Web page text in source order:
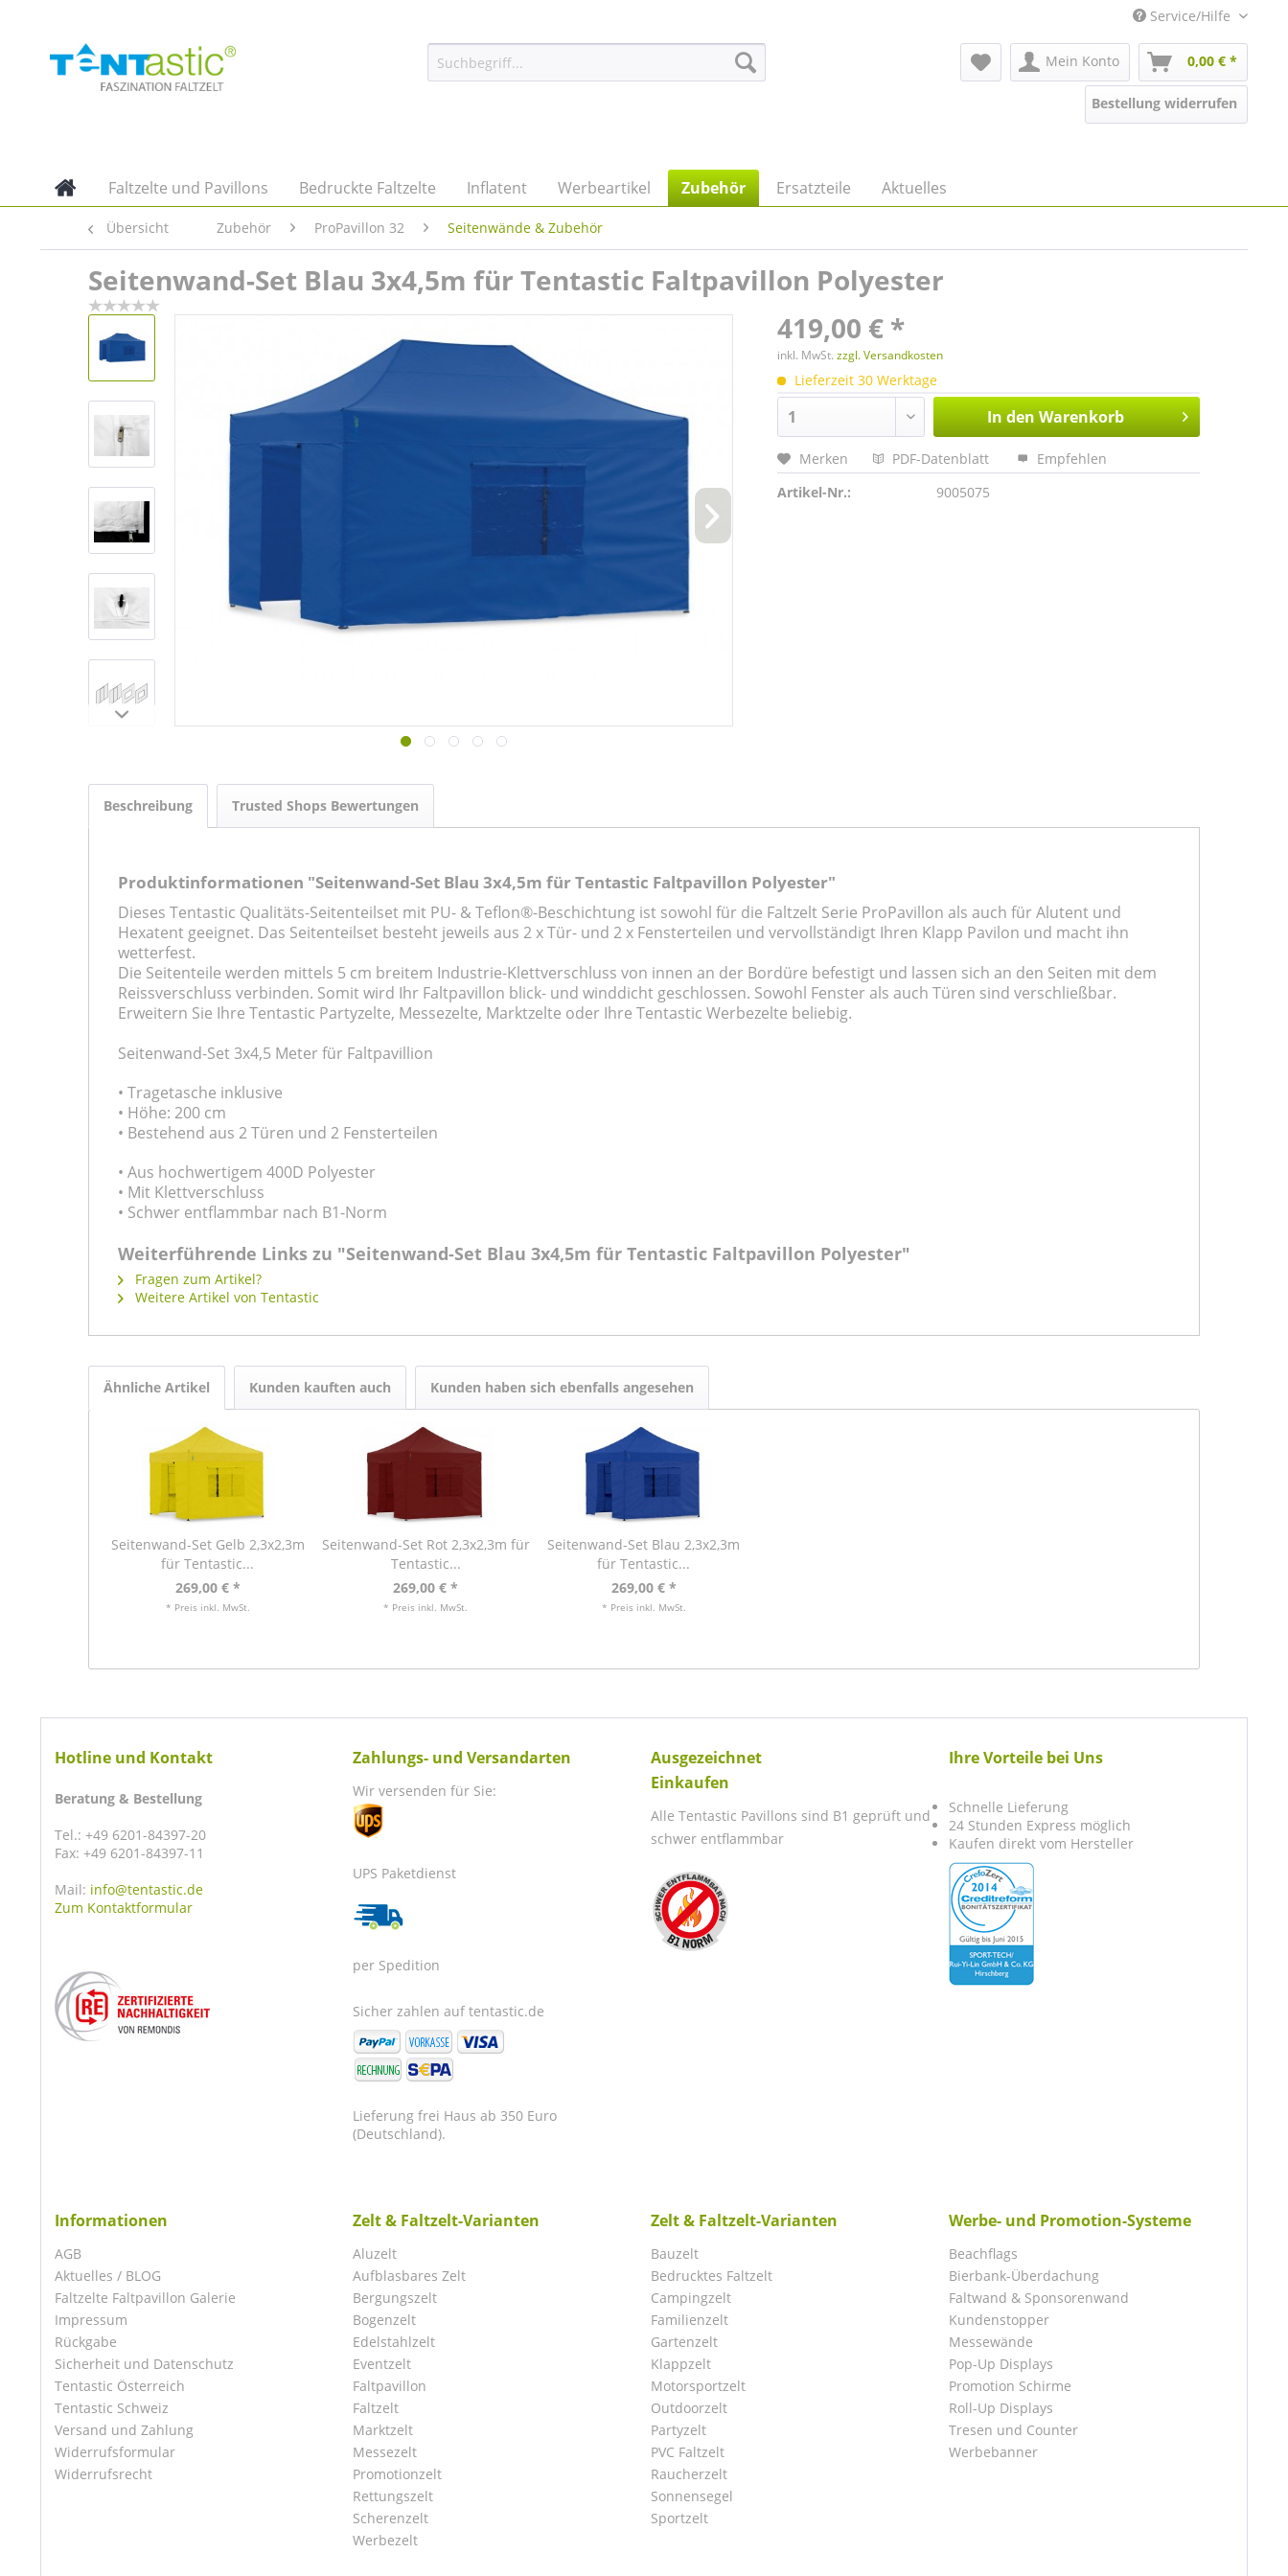
Service/Hilfe
Mein Konto 0,00 € *
Bestellung widerrufen
Faltzelte und Pavillons Bedruckte Faltzelte Inflatent Werbeartikel Zubehör Ersatzteile Aktuelles
Übersicht Zubehör ProPavillon 32 Seitenwände & Zubehör
Seitenwand-Set Blau 3x4,5m für Tentastic Faltpavillon Polyester
419,00 € *
inkl. MwSt.zzgl. Versandkosten
Lieferzeit 30 Werktage
In den Warenkorb
Merken PDF-Datenblatt
Empfehlen
Artikel-Nr.:
9005075
Beschreibung Trusted Shops Bewertungen
Produktinformationen "Seitenwand-Set Blau 3x4,5m für Tentastic Faltpavillon Polyester"
Dieses Tentastic Qualitäts-Seitenteilset mit PU- & Teflon®-Beschichtung ist sowohl für die Faltzelt Serie ProPavillon als auch für Alutent und
Hexatent geeignet. Das Seitenteilset besteht jeweils aus 2 x Tür- und 2 x Fensterteilen und vervollständigt Ihren Klapp Pavilon und macht ihn
wetterfest.
Die Seitenteile werden mittels 5 cm breitem Industrie-Klettverschluss von innen an der Bordüre befestigt und lassen sich an den Seiten mit dem
Reissverschluss verbinden. Somit wird Ihr Faltpavillon blick- und winddicht geschlossen. Sowohl Fenster als auch Türen sind verschließbar.
Erweitern Sie Ihre Tentastic Partyzelte, Messezelte, Marktzelte oder Ihre Tentastic Werbezelte beliebig.
Seitenwand-Set 3x4,5 Meter für Faltpavillion
• Tragetasche inklusive
• Höhe: 200 cm
• Bestehend aus 2 Türen und 2 Fensterteilen
• Aus hochwertigem 400D Polyester
• Mit Klettverschluss
• Schwer entflammbar nach B1-Norm
Weiterführende Links zu "Seitenwand-Set Blau 3x4,5m für Tentastic Faltpavillon Polyester"
Fragen zum Artikel?
Weitere Artikel von Tentastic
Ähnliche Artikel Kunden kauften auch Kunden haben sich ebenfalls angesehen
Seitenwand-Set Gelb 2,3x2,3m
für Tentastic...
269,00 € *
* Preis inkl. MwSt.
Seitenwand-Set Rot 2,3x2,3m für
Tentastic...
269,00 € *
* Preis inkl. MwSt.
Seitenwand-Set Blau 2,3x2,3m
für Tentastic...
269,00 € *
* Preis inkl. MwSt.
Hotline und Kontakt
Beratung & Bestellung
Tel.: +49 6201-84397-20
Fax: +49 6201-84397-11
Mail: info@tentastic.de
Zum Kontaktformular
Zahlungs- und Versandarten
Wir versenden für Sie:
UPS Paketdienst
per Spedition
Sicher zahlen auf tentastic.de
Lieferung frei Haus ab 350 Euro
(Deutschland).
Ausgezeichnet
Einkaufen
Alle Tentastic Pavillons sind B1 geprüft und
schwer entflammbar
Ihre Vorteile bei Uns
Schnelle Lieferung
24 Stunden Express möglich
Kaufen direkt vom Hersteller
Informationen
AGB
Aktuelles / BLOG
Faltzelte Faltpavillon Galerie
Impressum
Rückgabe
Sicherheit und Datenschutz
Tentastic Österreich
Tentastic Schweiz
Versand und Zahlung
Widerrufsformular
Widerrufsrecht
Zelt & Faltzelt-Varianten
Aluzelt
Aufblasbares Zelt
Bergungszelt
Bogenzelt
Edelstahlzelt
Eventzelt
Faltpavillon
Faltzelt
Marktzelt
Messezelt
Promotionzelt
Rettungszelt
Scherenzelt
Werbezelt
Zelt & Faltzelt-Varianten
Bauzelt
Bedrucktes Faltzelt
Campingzelt
Familienzelt
Gartenzelt
Klappzelt
Motorsportzelt
Outdoorzelt
Partyzelt
PVC Faltzelt
Raucherzelt
Sonnensegel
Sportzelt
Werbe- und Promotion-Systeme
Beachflags
Bierbank-Überdachung
Faltwand & Sponsorenwand
Kundenstopper
Messewände
Pop-Up Displays
Promotion Schirme
Roll-Up Displays
Tresen und Counter
Werbebanner